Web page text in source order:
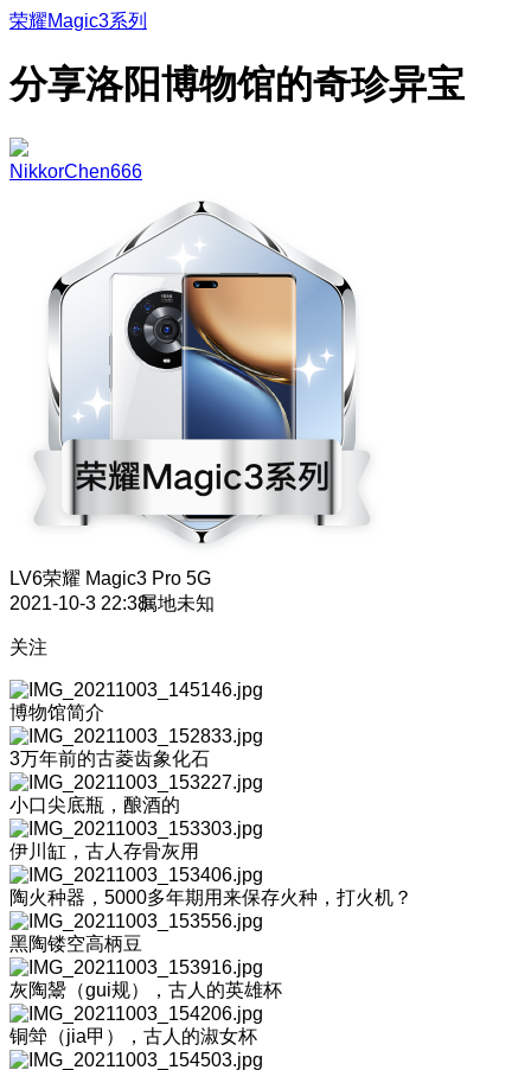
荣耀Magic3系列
分享洛阳博物馆的奇珍异宝
NikkorChen666
LV6荣耀 Magic3 Pro 5G
2021-10-3 22:38属地未知
关注
博物馆简介
3万年前的古菱齿象化石
小口尖底瓶，酿酒的
伊川缸，古人存骨灰用
陶火种器，5000多年期用来保存火种，打火机？
黑陶镂空高柄豆
灰陶鬹（gui规），古人的英雄杯
铜斚（jia甲），古人的淑女杯